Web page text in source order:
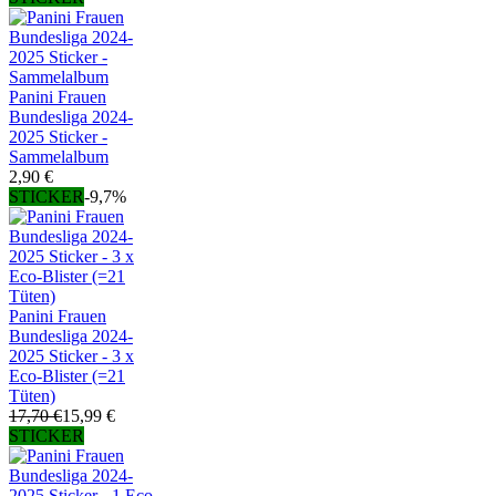
Panini Frauen
Bundesliga 2024-
2025 Sticker -
Sammelalbum
2,90 €
STICKER-9,7%
Panini Frauen
Bundesliga 2024-
2025 Sticker - 3 x
Eco-Blister (=21
Tüten)
17,70 €15,99 €
STICKER